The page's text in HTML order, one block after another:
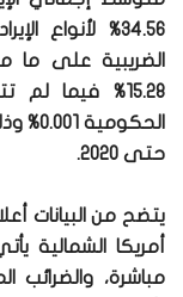
34.56% لأنواع
15.28% فيما
حتى 2020.
يتضح من البيانات
أمريكا الشمالية
مباشرة،